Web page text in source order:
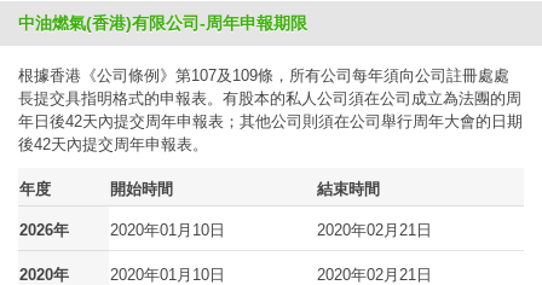
中油燃氣(香港)有限公司-周年申報期限
根據香港《公司條例》第107及109條，所有公司每年須向公司註冊處處
長提交具指明格式的申報表。有股本的私人公司須在公司成立為法團的周
年日後42天內提交周年申報表；其他公司則須在公司舉行周年大會的日期
後42天內提交周年申報表。
年度 開始時間 結束時間
2026年 2020年01月10日 2020年02月21日
2020年 2020年01月10日 2020年02月21日